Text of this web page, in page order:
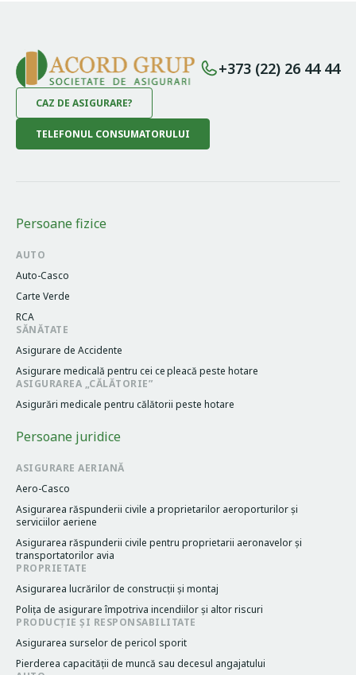
+373 (22) 26 44 44
CAZ DE ASIGURARE?
TELEFONUL CONSUMATORULUI
Persoane fizice
AUTO
Auto-Casco
Carte Verde
RCA
SĂNĂTATE
Asigurare de Accidente
Asigurare medicală pentru cei cе pleacă peste hotare
ASIGURAREA „CĂLĂTORIE”
Asigurări medicale pentru călătorii peste hotare
Persoane juridice
ASIGURARE AERIANĂ
Aero-Casco
Asigurarea răspunderii civile a proprietarilor aeroporturilor și
serviciilor aeriene
Asigurarea răspunderii civile pentru proprietarii aeronavelor și
transportatorilor avia
PROPRIETATE
Asigurarea lucrărilor de construcții și montaj
Poliţa de asigurare împotriva incendiilor și altor riscuri
PRODUCȚIE ȘI RESPONSABILITATE
Asigurarea surselor de pericol sporit
Pierderea capacităţii de muncă sau decesul angajatului